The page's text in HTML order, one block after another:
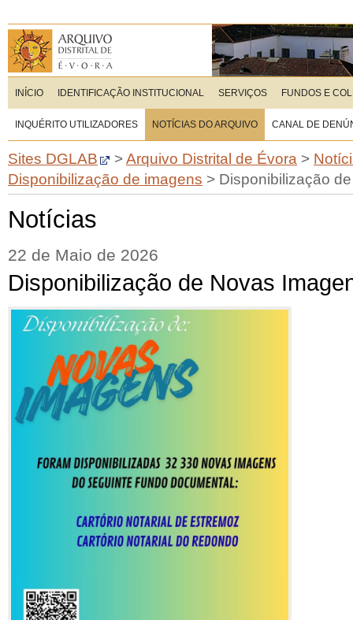
INÍCIO IDENTIFICAÇÃO INSTITUCIONAL SERVIÇOS FUNDOS E
INQUÉRITO UTILIZADORES NOTÍCIAS DO ARQUIVO CANAL DE
Sites DGLAB >Arquivo Distrital de Évora >
Disponibilização de imagens > Disponibilização
Notícias
22 de Maio de 2026
Disponibilização de Novas